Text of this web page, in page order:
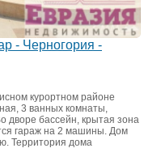
- Черногория -
курортном районе
3 ванных комнаты,
дворе бассейн, крытая зона
гараж на 2 машины. Дом
Территория дома